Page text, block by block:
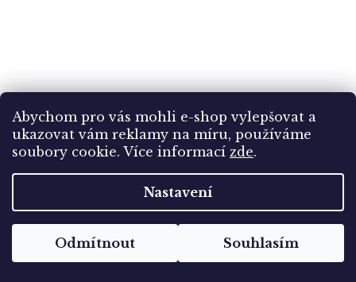
Abychom pro vás mohli e-shop vylepšovat a
ukazovat vám reklamy na míru, používáme
soubory cookie. Více informací zde.
Nastavení
Odmítnout Souhlasím
1931, 10C-1 3/4Fr série Dětem, */**
Skladem(1 ks)
598 Kč